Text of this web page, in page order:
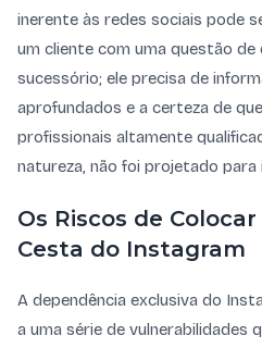
inerente às redes sociais pode
um cliente com uma questão
sucessório; ele precisa de
aprofundados e a certeza de
profissionais altamente
natureza, não foi projetado para
Os Riscos de
Cesta do Instagram
A dependência exclusiva do
a uma série de vulnerabilidades